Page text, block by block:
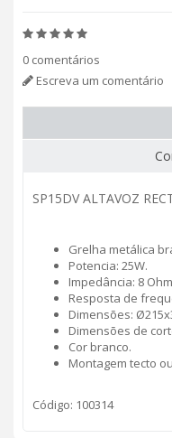
0 comentários
Escreva um comentário
SP15DV ALTAVOZ
Grelha metálica
Potencia: 25W.
Impedância: 8
Resposta de
Dimensões:
Dimensões de
Cor branco.
Montagem tecto
Código: 100314